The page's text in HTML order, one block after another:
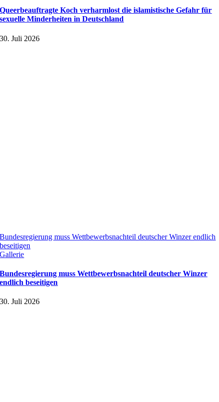
Queerbeauftragte Koch verharmlost die islamistische Gefahr für
sexuelle Minderheiten in Deutschland
30. Juli 2026
Bundesregierung muss Wettbewerbsnachteil deutscher Winzer endlich
beseitigen
Gallerie
Bundesregierung muss Wettbewerbsnachteil deutscher Winzer
endlich beseitigen
30. Juli 2026